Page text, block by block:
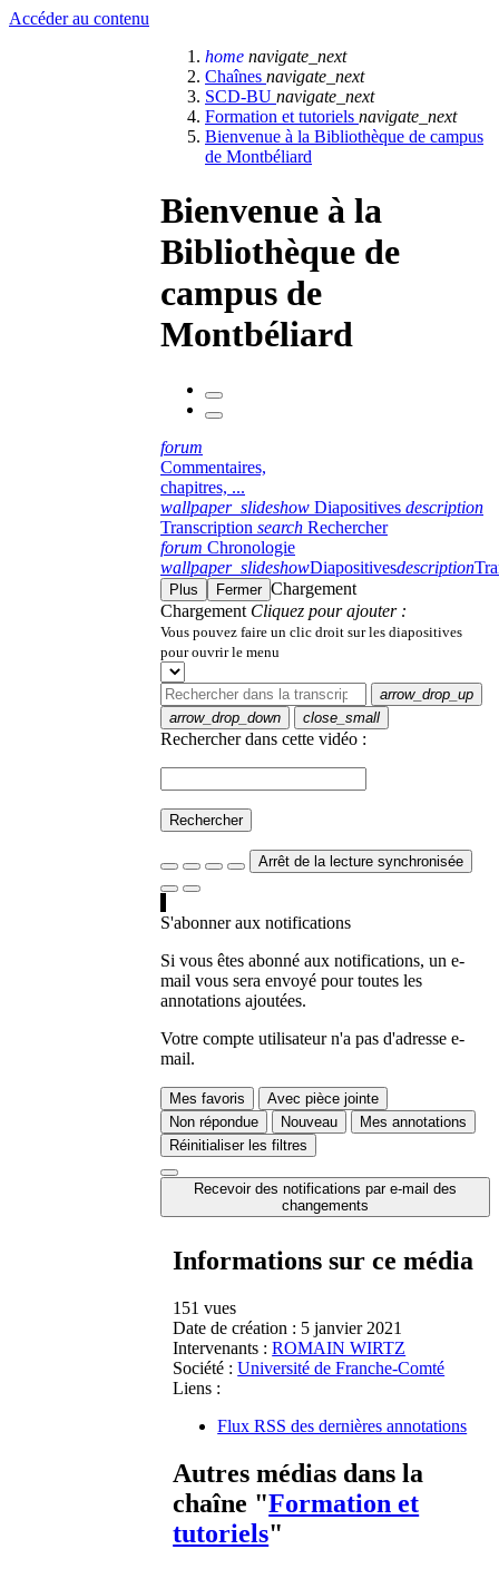
Accéder au contenu
home navigate_next
Chaînes navigate_next
SCD-BU navigate_next
Formation et tutoriels navigate_next
Bienvenue à la Bibliothèque de campus
de Montbéliard
Bienvenue à la
Bibliothèque de
campus de
Montbéliard
forum
Commentaires,
chapitres, ...
wallpaper_slideshow Diapositives description
Transcription search Rechercher
forum Chronologie
wallpaper_slideshowDiapositivesdescription
Plus Fermer Chargement
Chargement Cliquez pour ajouter :
Vous pouvez faire un clic droit sur les diapositives
pour ouvrir le menu
arrow_drop_up
arrow_drop_down
close_small
Rechercher dans cette vidéo :
Rechercher
Arrêt de la lecture synchronisée
S'abonner aux notifications
Si vous êtes abonné aux notifications, un e-
mail vous sera envoyé pour toutes les
annotations ajoutées.
Votre compte utilisateur n'a pas d'adresse e-
mail.
Mes favoris
Avec pièce jointe
Non répondue
Nouveau
Mes annotations
Réinitialiser les filtres
Recevoir des notifications par e-mail des
changements
Informations sur ce média
151 vues
Date de création : 5 janvier 2021
Intervenants : ROMAIN WIRTZ
Société : Université de Franche-Comté
Liens :
Flux RSS des dernières annotations
Autres médias dans la
chaîne "Formation et
tutoriels"